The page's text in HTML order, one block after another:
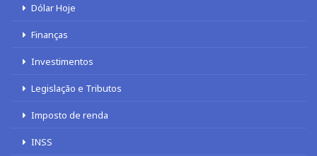
Dólar Hoje
Finanças
Investimentos
Legislação e Tributos
Imposto de renda
INSS